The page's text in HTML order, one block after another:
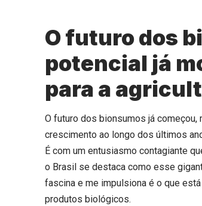
O futuro dos
potencial já
para a
O futuro dos bionsumos já
crescimento ao longo dos últimos
É com um entusiasmo contagiante
o Brasil se destaca como esse
fascina e me impulsiona é o que
produtos biológicos.